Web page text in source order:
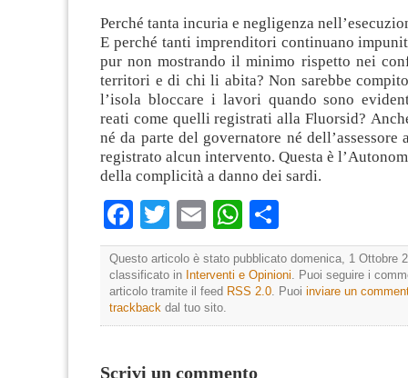
Perché tanta incuria e negligenza
E perché tanti imprenditori continuano
pur non mostrando il minimo rispetto nei
territori e di chi li abita? Non sarebbe
l’isola bloccare i lavori quando sono
reati come quelli registrati alla Fluorsid?
né da parte del governatore né dell’assessore
registrato alcun intervento. Questa è
della complicità a danno dei sardi.
Facebook
Twitter
EmailWhatsApp
Questo articolo è stato pubblicato domenica, 1 Ottobre
classificato in Interventi e Opinioni . Puoi seguire i
articolo tramite il feed RSS 2.0 . Puoi inviare un
trackback dal tuo sito.
Scrivi un commento